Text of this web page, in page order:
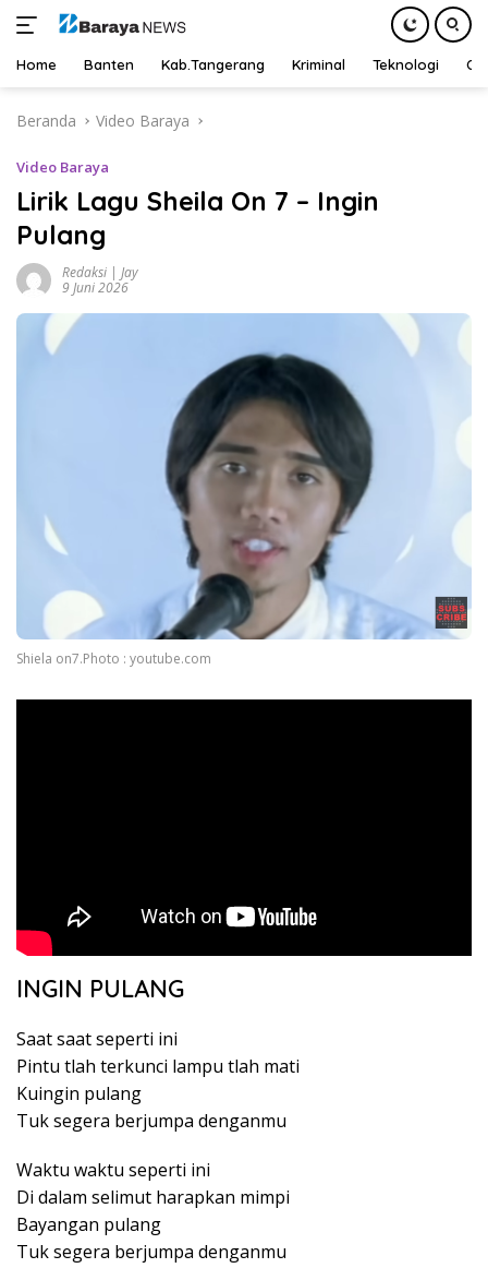
Home Banten Kab.Tangerang Kriminal Teknologi
Beranda Video Baraya
Video Baraya
Lirik Lagu Sheila On 7 – Ingin
Pulang
Redaksi | Jay
9 Juni 2026
Shiela on7.Photo : youtube.com
INGIN PULANG
Saat saat seperti ini
Pintu tlah terkunci lampu tlah mati
Kuingin pulang
Tuk segera berjumpa denganmu
Waktu waktu seperti ini
Di dalam selimut harapkan mimpi
Bayangan pulang
Tuk segera berjumpa denganmu